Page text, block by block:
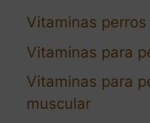
Vitaminas
Vitaminas para
Vitaminas para
muscular